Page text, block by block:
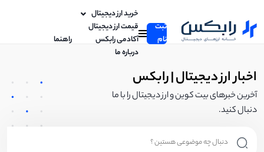
ثبت
نام
خرید ارز دیجیتال
قیمت ارز دیجیتال
آکادمی رابکس
راهنما
درباره ما
اخبار ارز دیجیتال | رابکس
آخرین خبرهای بیت کوین و ارز دیجیتال را با ما
دنبال کنید.